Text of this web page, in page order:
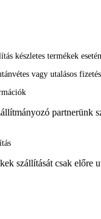
készletes termékek
vagy utalásos
partnerünk
szállítását csak előre